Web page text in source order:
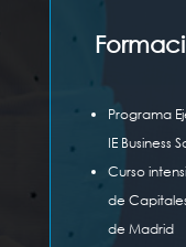
Programa
IE Business
Curso
de
de Madrid